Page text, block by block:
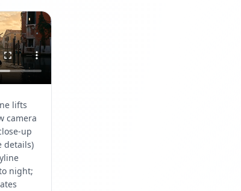
lifts
camera
up
details)
night;